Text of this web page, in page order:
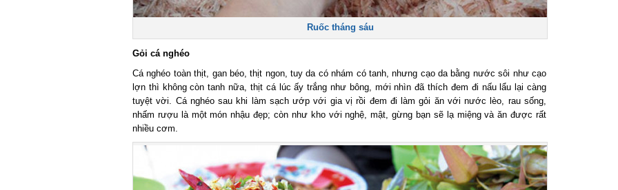
Ruốc tháng sáu
Gỏi cá nghéo
Cá nghéo toàn thịt, gan béo, thịt ngon, tuy da có nhám có tanh, nhưng cạo da bằng nước sôi như cạo
lợn thì không còn tanh nữa, thịt cá lúc ấy trắng như bông, mới nhìn đã thích đem đi nấu lẩu lại càng
tuyệt vời. Cá nghéo sau khi làm sạch ướp với gia vị rồi đem đi làm gỏi ăn với nước lèo, rau sống,
nhấm rượu là một món nhậu đẹp; còn như kho với nghệ, mật, gừng bạn sẽ lạ miệng và ăn được rất
nhiều cơm.